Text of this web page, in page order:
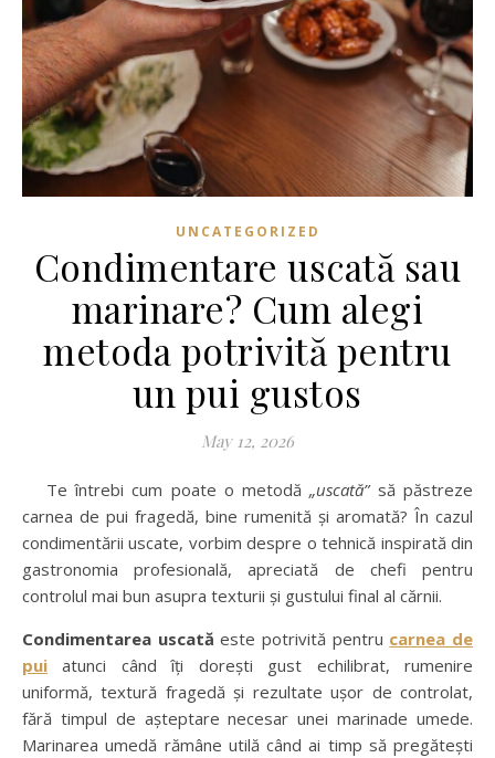
UNCATEGORIZED
Condimentare uscată sau
marinare? Cum alegi
metoda potrivită pentru
un pui gustos
May 12, 2026
Te întrebi cum poate o metodă„uscată”să păstreze
carnea de pui fragedă, bine rumenită și aromată? În cazul
condimentării uscate, vorbim despre o tehnică inspirată din
gastronomia profesională, apreciată de chefi pentru
controlul mai bun asupra texturii și gustului final al cărnii.
Condimentarea uscată este potrivită pentru carnea de
pui atunci când îți dorești gust echilibrat, rumenire
uniformă, textură fragedă și rezultate ușor de controlat,
fără timpul de așteptare necesar unei marinade umede.
Marinarea umedă rămâne utilă când ai timp să pregătești